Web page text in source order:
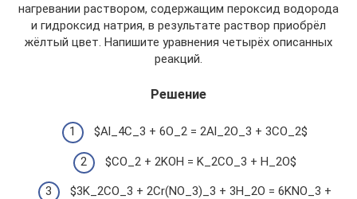
нагревании раствором, содержащим пероксид водорода
и гидроксид натрия, в результате раствор приобрёл
жёлтый цвет. Напишите уравнения четырёх описанных
реакций.
Решение
$Al_4C_3 + 6O_2 = 2Al_2O_3 + 3CO_2$
$CO_2 + 2KOH = K_2CO_3 + H_2O$
$3K_2CO_3 + 2Cr(NO_3)_3 + 3H_2O = 6KNO_3 +